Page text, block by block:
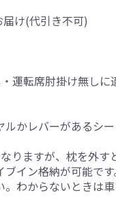
け(代引き不可)
運転席肘掛け無しに
かレバーがあるシ
ますが、枕を外す
イン格納が可能です
わからないときは